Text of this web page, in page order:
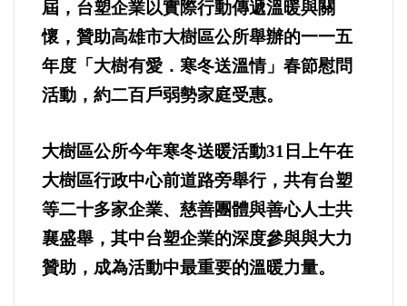
健康/養生
命理/信仰/宗教/宮廟/教會
演講/發表會/論壇/研討會
內政/社會/福利/弱勢/慈善
國際/全球
屆，台塑企業以實際行動傳遞溫暖與關
懷，贊助高雄市大樹區公所舉辦的一一五
年度「大樹有愛．寒冬送溫情」春節慰問
活動，約二百戶弱勢家庭受惠。
大樹區公所今年寒冬送暖活動31日上午在
大樹區行政中心前道路旁舉行，共有台塑
等二十多家企業、慈善團體與善心人士共
襄盛舉，其中台塑企業的深度參與與大力
贊助，成為活動中最重要的溫暖力量。